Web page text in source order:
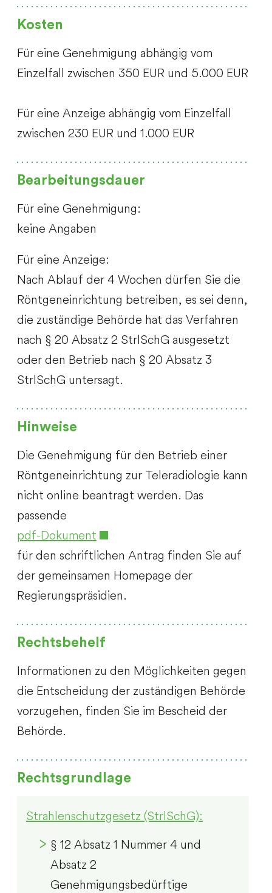
Kosten
Für eine Genehmigung abhängig vom
Einzelfall zwischen 350 EUR und 5.000 EUR
Für eine Anzeige abhängig vom Einzelfall
zwischen 230 EUR und 1.000 EUR
Bearbeitungsdauer
Für eine Genehmigung:
keine Angaben
Für eine Anzeige:
Nach Ablauf der 4 Wochen dürfen Sie die
Röntgeneinrichtung betreiben, es sei denn,
die zuständige Behörde hat das Verfahren
nach § 20 Absatz 2 StrlSchG ausgesetzt
oder den Betrieb nach § 20 Absatz 3
StrlSchG untersagt.
Hinweise
Die Genehmigung für den Betrieb einer
Röntgeneinrichtung zur Teleradiologie kann
nicht online beantragt werden. Das
passende
pdf-Dokument
für den schriftlichen Antrag finden Sie auf
der gemeinsamen Homepage der
Regierungspräsidien.
Rechtsbehelf
Informationen zu den Möglichkeiten gegen
die Entscheidung der zuständigen Behörde
vorzugehen, finden Sie im Bescheid der
Behörde.
Rechtsgrundlage
Strahlenschutzgesetz (StrlSchG):
§ 12 Absatz 1 Nummer 4 und
Absatz 2
Genehmigungsbedürftige